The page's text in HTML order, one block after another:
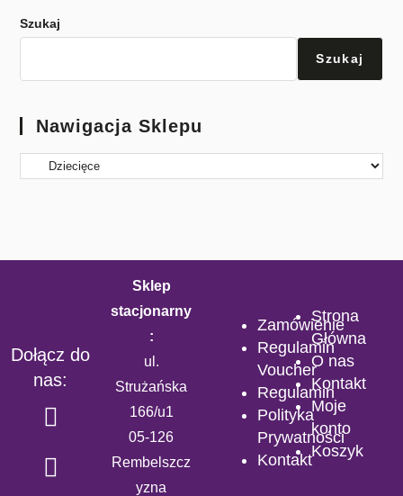
Szukaj
Szukaj
Nawigacja Sklepu
Dołącz do
nas:
Sklep
stacjonarny
:
ul.
Strużańska
166/u1
05-126
Rembelszcz
yzna
Zamówienie
Regulamin
Voucher
Regulamin
Polityka
Prywatności
Kontakt
Strona
Główna
O nas
Kontakt
Moje
konto
Koszyk